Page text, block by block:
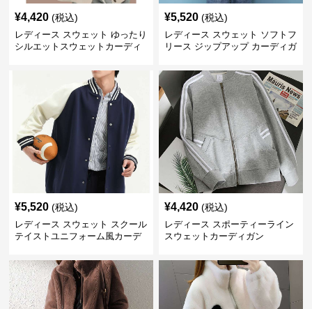
¥4,420 (税込)
レディース スウェット ゆったり
シルエットスウェットカーディ
¥5,520 (税込)
レディース スウェット ソフトフ
リース ジップアップ カーディガ
¥5,520 (税込)
レディース スウェット スクール
テイストユニフォーム風カーデ
¥4,420 (税込)
レディース スポーティーライン
スウェットカーディガン